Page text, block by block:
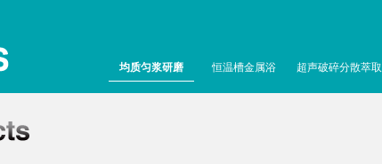
均质匀浆研磨 恒温槽金属浴 超声破碎分散萃取